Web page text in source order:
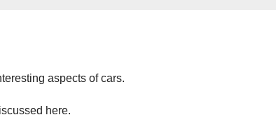
aspects of cars.
here.